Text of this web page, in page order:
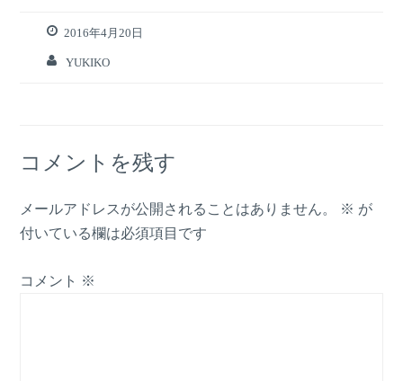
2016年4月20日
YUKIKO
コメントを残す
メールアドレスが公開されることはありません。 ※ が
付いている欄は必須項目です
コメント ※